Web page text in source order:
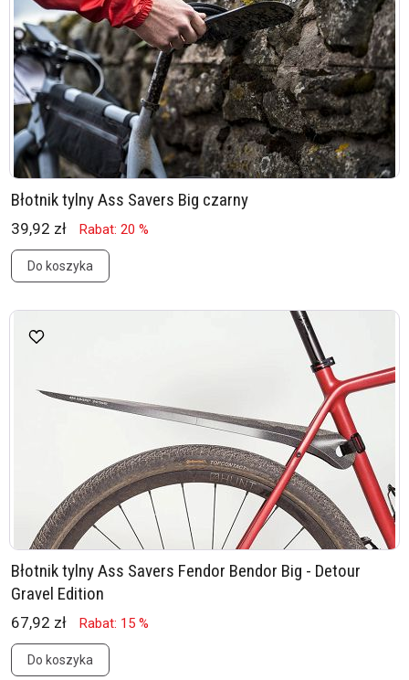
Błotnik tylny Ass Savers Big czarny
39,92 zł Rabat: 20 %
Do koszyka
Błotnik tylny Ass Savers Fendor Bendor Big - Detour
Gravel Edition
67,92 zł Rabat: 15 %
Do koszyka